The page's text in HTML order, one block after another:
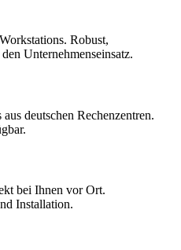
Robust,
Unternehmenseinsatz.
deutschen Rechenzentren.
bei Ihnen vor Ort.
Installation.